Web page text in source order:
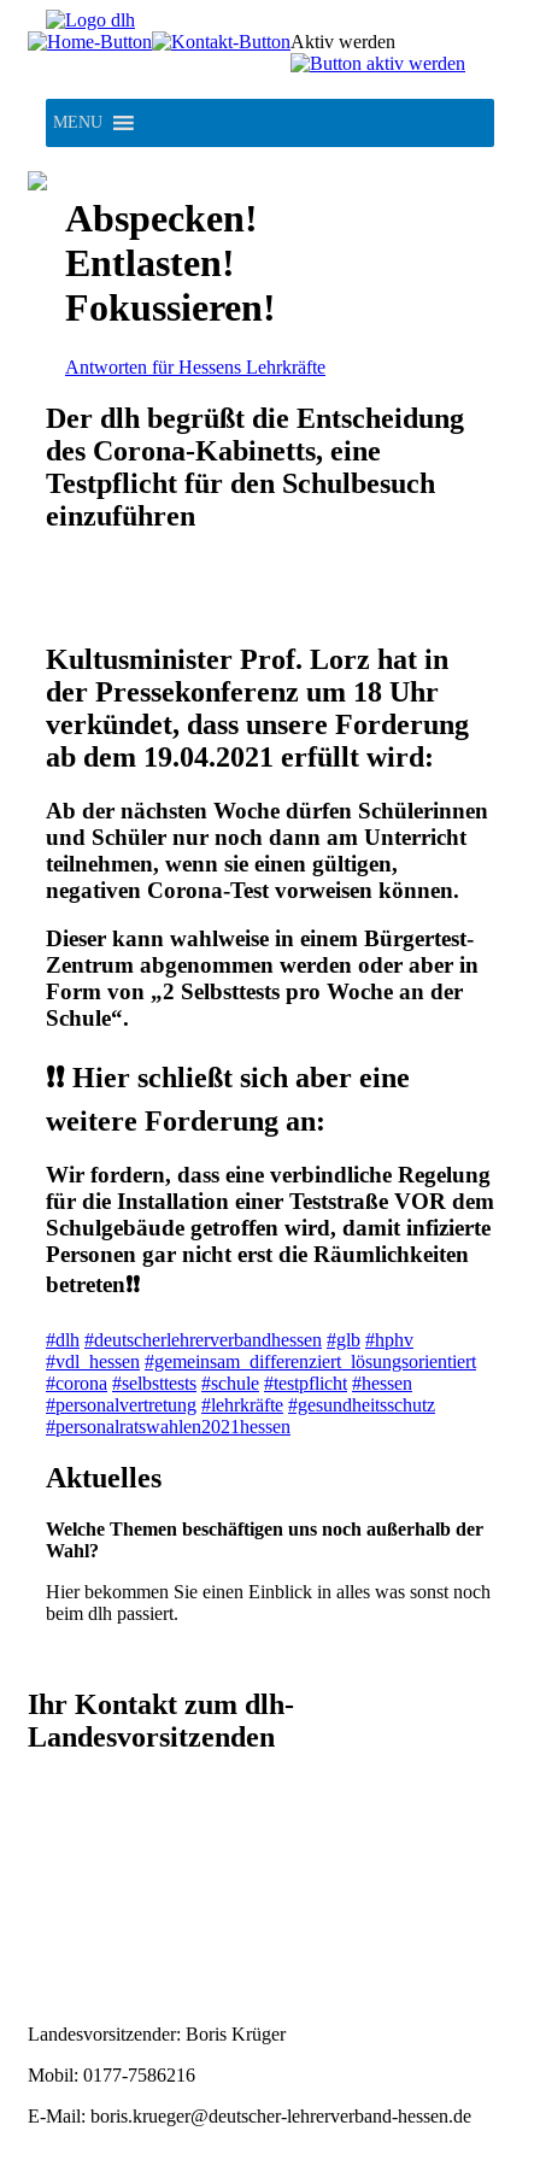
Skip
to
Aktiv werden
MENU
Abspecken!
Entlasten!
Fokussieren!
Antworten für Hessens Lehrkräfte
Der dlh begrüßt die Entscheidung
des Corona-Kabinetts, eine
Testpflicht für den Schulbesuch
einzuführen
Kultusminister Prof. Lorz hat in
der Pressekonferenz um 18 Uhr
verkündet, dass unsere Forderung
ab dem 19.04.2021 erfüllt wird:
Ab der nächsten Woche dürfen Schülerinnen
und Schüler nur noch dann am Unterricht
teilnehmen, wenn sie einen gültigen,
negativen Corona-Test vorweisen können.
Dieser kann wahlweise in einem Bürgertest-
Zentrum abgenommen werden oder aber in
Form von „2 Selbsttests pro Woche an der
Schule“.
❗️❗️ Hier schließt sich aber eine
weitere Forderung an:
Wir fordern, dass eine verbindliche Regelung
für die Installation einer Teststraße VOR dem
Schulgebäude getroffen wird, damit infizierte
Personen gar nicht erst die Räumlichkeiten
betreten❗️❗️
#dlh #deutscherlehrerverbandhessen #glb #hphv
#vdl_hessen #gemeinsam_differenziert_lösungsorientiert
#corona #selbsttests #schule #testpflicht #hessen
#personalvertretung #lehrkräfte #gesundheitsschutz
#personalratswahlen2021hessen
Aktuelles
Welche Themen beschäftigen uns noch außerhalb der
Wahl?
Hier bekommen Sie einen Einblick in alles was sonst noch
beim dlh passiert.
Ihr Kontakt zum dlh-
Landesvorsitzenden
Landesvorsitzender: Boris Krüger
Mobil: 0177-7586216
E-Mail: boris.krueger@deutscher-lehrerverband-hessen.de